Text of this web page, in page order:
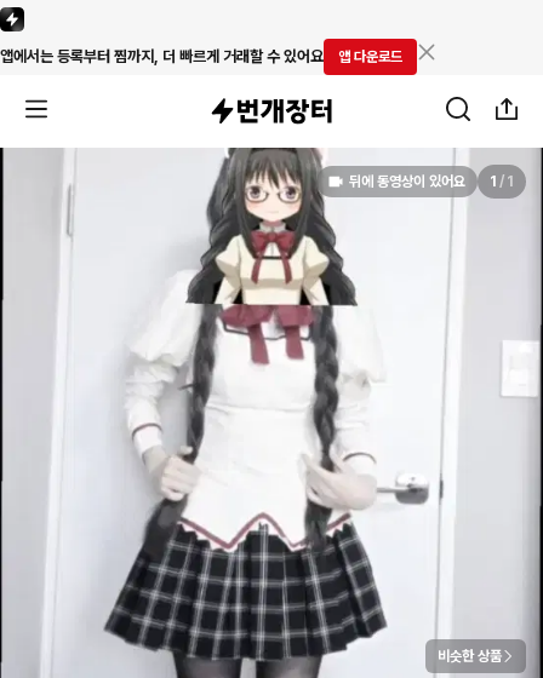
앱에서는 등록부터 찜까지, 더 빠르게 거래할 수 있어요 앱 다운로드
뒤에 동영상이 있어요 1 / 1
비슷한 상품